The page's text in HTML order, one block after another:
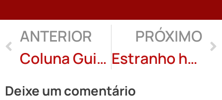
ANTERIOR
Coluna Guido Viaro: 8 poemas
PRÓXIMO
Estranho homem, crônica de Cunha de Silva Filho
Deixe um comentário